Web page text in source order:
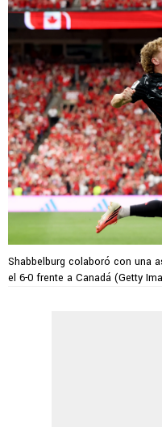
Shabbelburg colaboró con una
el 6-0 frente a Canadá (Getty